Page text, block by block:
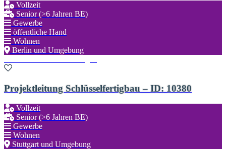
Vollzeit
Senior (>6 Jahren BE)
Gewerbe
öffentliche Hand
Wohnen
Berlin und Umgebung
Projektleitung Schlüsselfertigbau – ID: 10380
Vollzeit
Senior (>6 Jahren BE)
Gewerbe
Wohnen
Stuttgart und Umgebung